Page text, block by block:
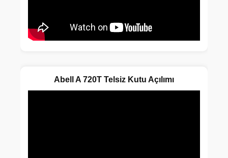
Abell A 720T Telsiz Kutu Açılımı